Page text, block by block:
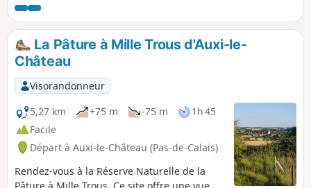
courte que celle des lièvres. Il est bien sûr possible de ne
faire que 17 km (en prenant à gauche au point 11), mais la
petite boucle Nord est très intéressante. Très peu de routes
et les chemins sont très corrects, mais parfois très herbeux.
Changement de parcours en mai 2024, car le chemin entre
le cimetière et l'église est pour le moment barré.
La Pâture à Mille Trous d'Auxi-le-
Château
Visorandonneur
5,27 km
+75 m -75 m
1h 45
Facile
Départ à Auxi-le-Château (Pas-de-Calais)
Rendez-vous à la Réserve Naturelle de la
Pâture à Mille Trous. Ce site offre une vue